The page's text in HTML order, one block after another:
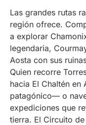
Las grandes rutas
región ofrece.
a explorar
legendaria,
Aosta con sus
Quien recorre
hacia El Chaltén
patagónico— o
expediciones que
tierra. El Circuito